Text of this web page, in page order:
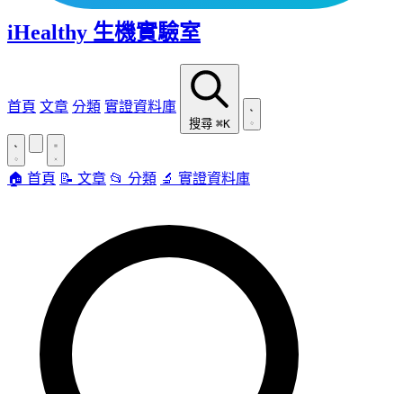
iHealthy 生機實驗室
首頁 文章 分類 實證資料庫
搜尋 ⌘K
🏠 首頁 📝 文章 📂 分類 🔬 實證資料庫